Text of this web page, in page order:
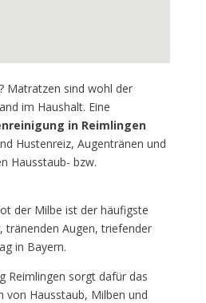
Matratzen sind wohl der
im Haushalt. Eine
in Reimlingen
Hustenreiz, Augentränen und
Hausstaub- bzw.
der Milbe ist der häufigste
tränenden Augen, triefender
in Bayern.
Reimlingen sorgt dafür das
von Hausstaub, Milben und